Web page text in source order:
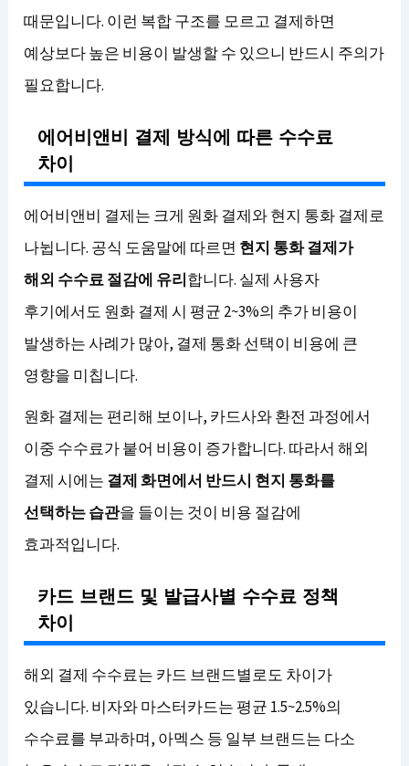
때문입니다. 이런 복합 구조를 모르고 결제하면
예상보다 높은 비용이 발생할 수 있으니 반드시 주의가
필요합니다.
에어비앤비 결제 방식에 따른 수수료
차이
에어비앤비 결제는 크게 원화 결제와 현지 통화 결제로
나뉩니다. 공식 도움말에 따르면 현지 통화 결제가
해외 수수료 절감에 유리합니다. 실제 사용자
후기에서도 원화 결제 시 평균 2~3%의 추가 비용이
발생하는 사례가 많아, 결제 통화 선택이 비용에 큰
영향을 미칩니다.
원화 결제는 편리해 보이나, 카드사와 환전 과정에서
이중 수수료가 붙어 비용이 증가합니다. 따라서 해외
결제 시에는 결제 화면에서 반드시 현지 통화를
선택하는 습관을 들이는 것이 비용 절감에
효과적입니다.
카드 브랜드 및 발급사별 수수료 정책
차이
해외 결제 수수료는 카드 브랜드별로도 차이가
있습니다. 비자와 마스터카드는 평균 1.5~2.5%의
수수료를 부과하며, 아멕스 등 일부 브랜드는 다소